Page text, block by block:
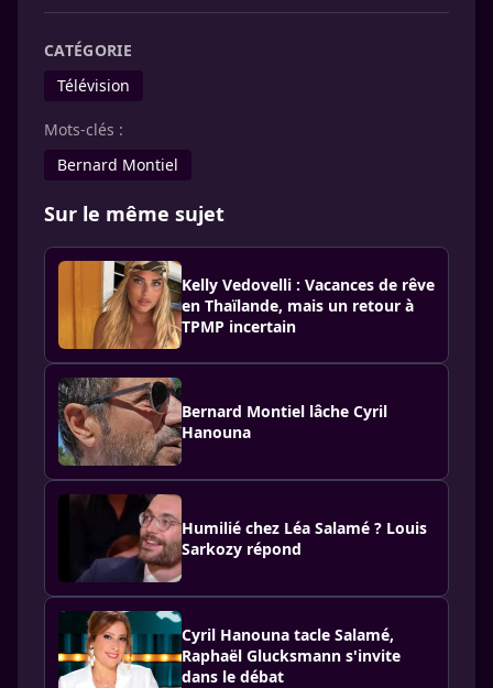
CATÉGORIE
Télévision
Mots-clés :
Bernard Montiel
Sur le même sujet
Kelly Vedovelli : Vacances de rêve
en Thaïlande, mais un retour à
TPMP incertain
Bernard Montiel lâche Cyril
Hanouna
Humilié chez Léa Salamé ? Louis
Sarkozy répond
Cyril Hanouna tacle Salamé,
Raphaël Glucksmann s'invite
dans le débat